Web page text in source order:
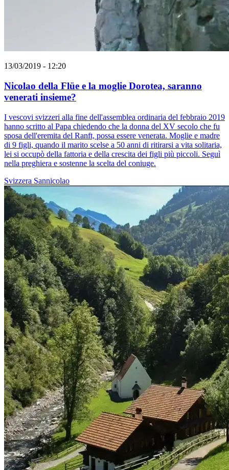
13/03/2019 - 12:20
Nicolao della Flüe e la moglie Dorotea, saranno
venerati insieme?
I vescovi svizzeri alla fine dell'assemblea ordinaria del febbraio 2019
hanno scritto al Papa chiedendo che la donna del XV secolo che fu
sposa dell'eremita del Ranft, possa essere venerata. Moglie e madre
di 9 figli, quando il marito scelse a 50 anni di ritirarsi a vita solitaria,
lei si occupò della fattoria e della crescita dei figli più piccoli. Seguì
nella preghiera e sostenne la scelta del coniuge.
Svizzera Sannicolao